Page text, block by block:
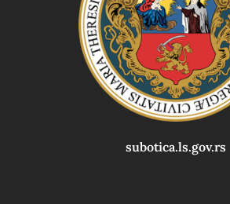
subotica.ls.gov.rs